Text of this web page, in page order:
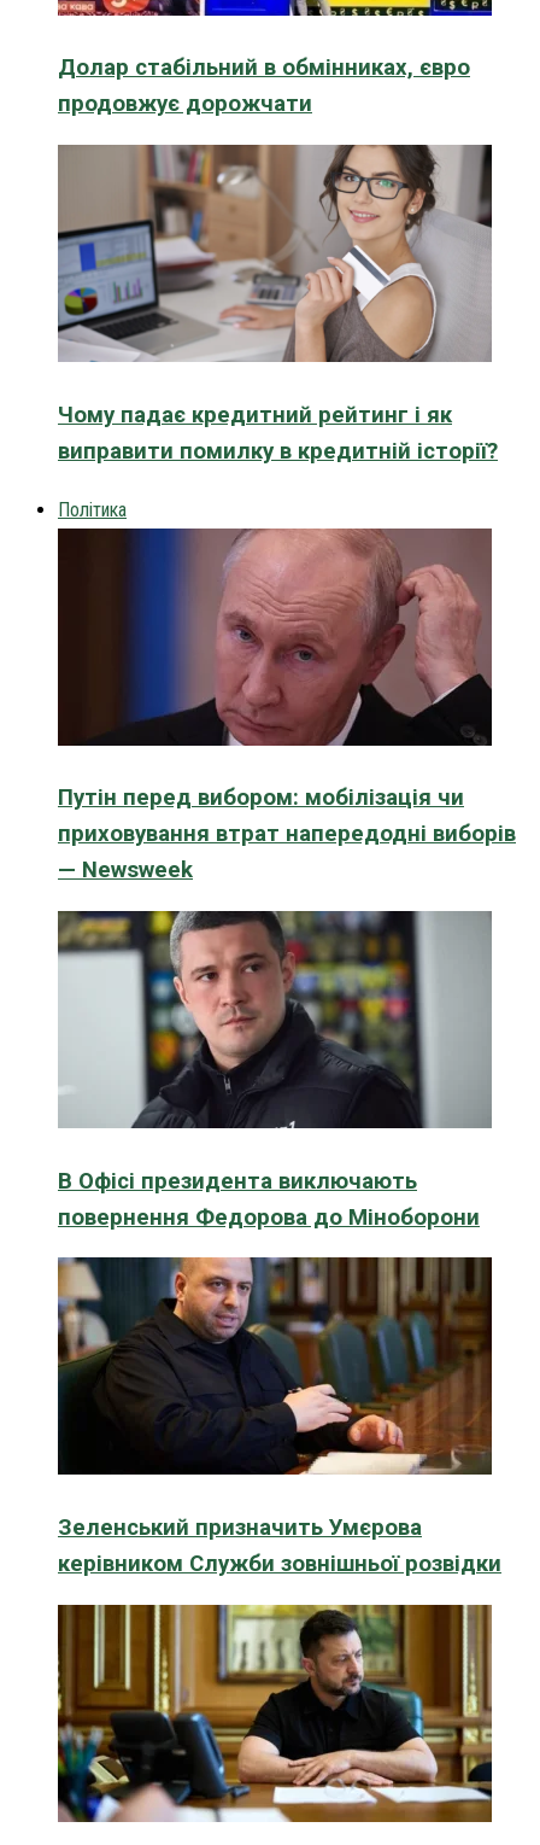
Долар стабільний в обмінниках, євро
продовжує дорожчати
Чому падає кредитний рейтинг і як
виправити помилку в кредитній історії?
Політика
Путін перед вибором: мобілізація чи
приховування втрат напередодні виборів
— Newsweek
В Офісі президента виключають
повернення Федорова до Міноборони
Зеленський призначить Умєрова
керівником Служби зовнішньої розвідки